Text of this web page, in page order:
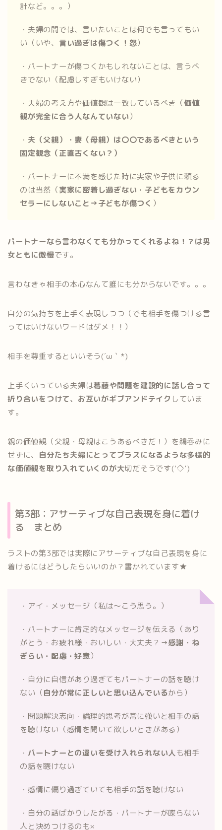
計など。。。）
・夫婦の間では、言いたいことは何でも言ってもい
い（いや、 言い過ぎは傷つく！怒）
・パートナーが傷つくかもしれないことは、言うべ
きでない（配慮しすぎもいけない）
・夫婦の考え方や価値観は一致しているべき（価値
観が完全に合う人なんていない）
・ 夫（父親）・妻（母親）は〇〇であるべきという
固定観念（正直古くない？）
・パートナーに不満を感じた時に実家や子供に頼る
のは当然（実家に密着し過ぎない・子どもをカウン
セラーにしないこと→子どもが傷つく ）
パートナーなら言わなくても分かってくれるよね！？は男
女ともに傲慢です。
言わなきゃ相手の本心なんて誰にも分からないです。。。
自分の気持ちを上手く表現しつつ（でも相手を傷つける言
ってはいけないワードはダメ！！）
相手を尊重するといいそう(´ω｀*)
上手くいっている夫婦は葛藤や問題を建設的に話し合って
折り合いをつけて、お互いがギブアンドテイク していま
す。
親の価値観（父親・母親はこうあるべきだ！）を鵜吞みに
せずに、 自分たち夫婦にとってプラスになるような多様的
な価値観を取り入れていくのが大切だそうです(‘◇’)
第3部：アサーティブな自己表現を身に着け
る まとめ
ラストの第3部では実際にアサーティブな自己表現を身に
着けるにはどうしたらいいのか？書かれています★
・アイ・メッセージ（私は～こう思う。）
・パートナーに肯定的なメッセージを伝える（あり
がとう・お疲れ様・おいしい・大丈夫？→感謝・ね
ぎらい・配慮・好意）
・自分に自信があり過ぎてもパートナーの話を聴け
ない（自分が常に正しいと思い込んでいるから）
・問題解決志向・論理的思考が常に強いと相手の話
を聴けない（感情を聞いて欲しいときがある）
・ パートナーとの違いを受け入れられない人も相手
の話を聴けない
・感情に偏り過ぎていても相手の話を聴けない
・自分の話ばかりしたがる・パートナーが喋らない
人と決めつけるのも×